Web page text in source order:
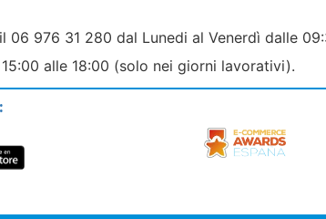
06 976 31 280 dal Lunedi al Venerdì dalle
alle 18:00 (solo nei giorni lavorativi).